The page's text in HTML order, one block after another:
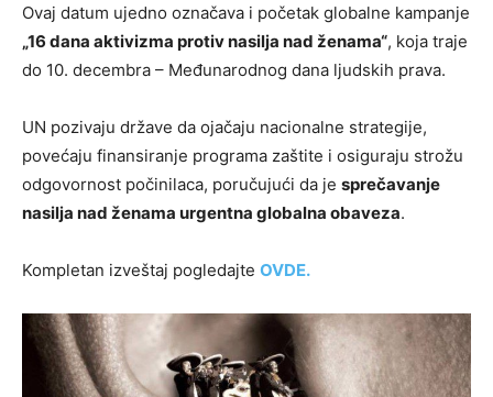
Ovaj datum ujedno označava i početak globalne kampanje
„16 dana aktivizma protiv nasilja nad ženama“, koja traje
do 10. decembra – Međunarodnog dana ljudskih prava.
UN pozivaju države da ojačaju nacionalne strategije,
povećaju finansiranje programa zaštite i osiguraju strožu
odgovornost počinilaca, poručujući da je sprečavanje
nasilja nad ženama urgentna globalna obaveza.
Kompletan izveštaj pogledajte OVDE.